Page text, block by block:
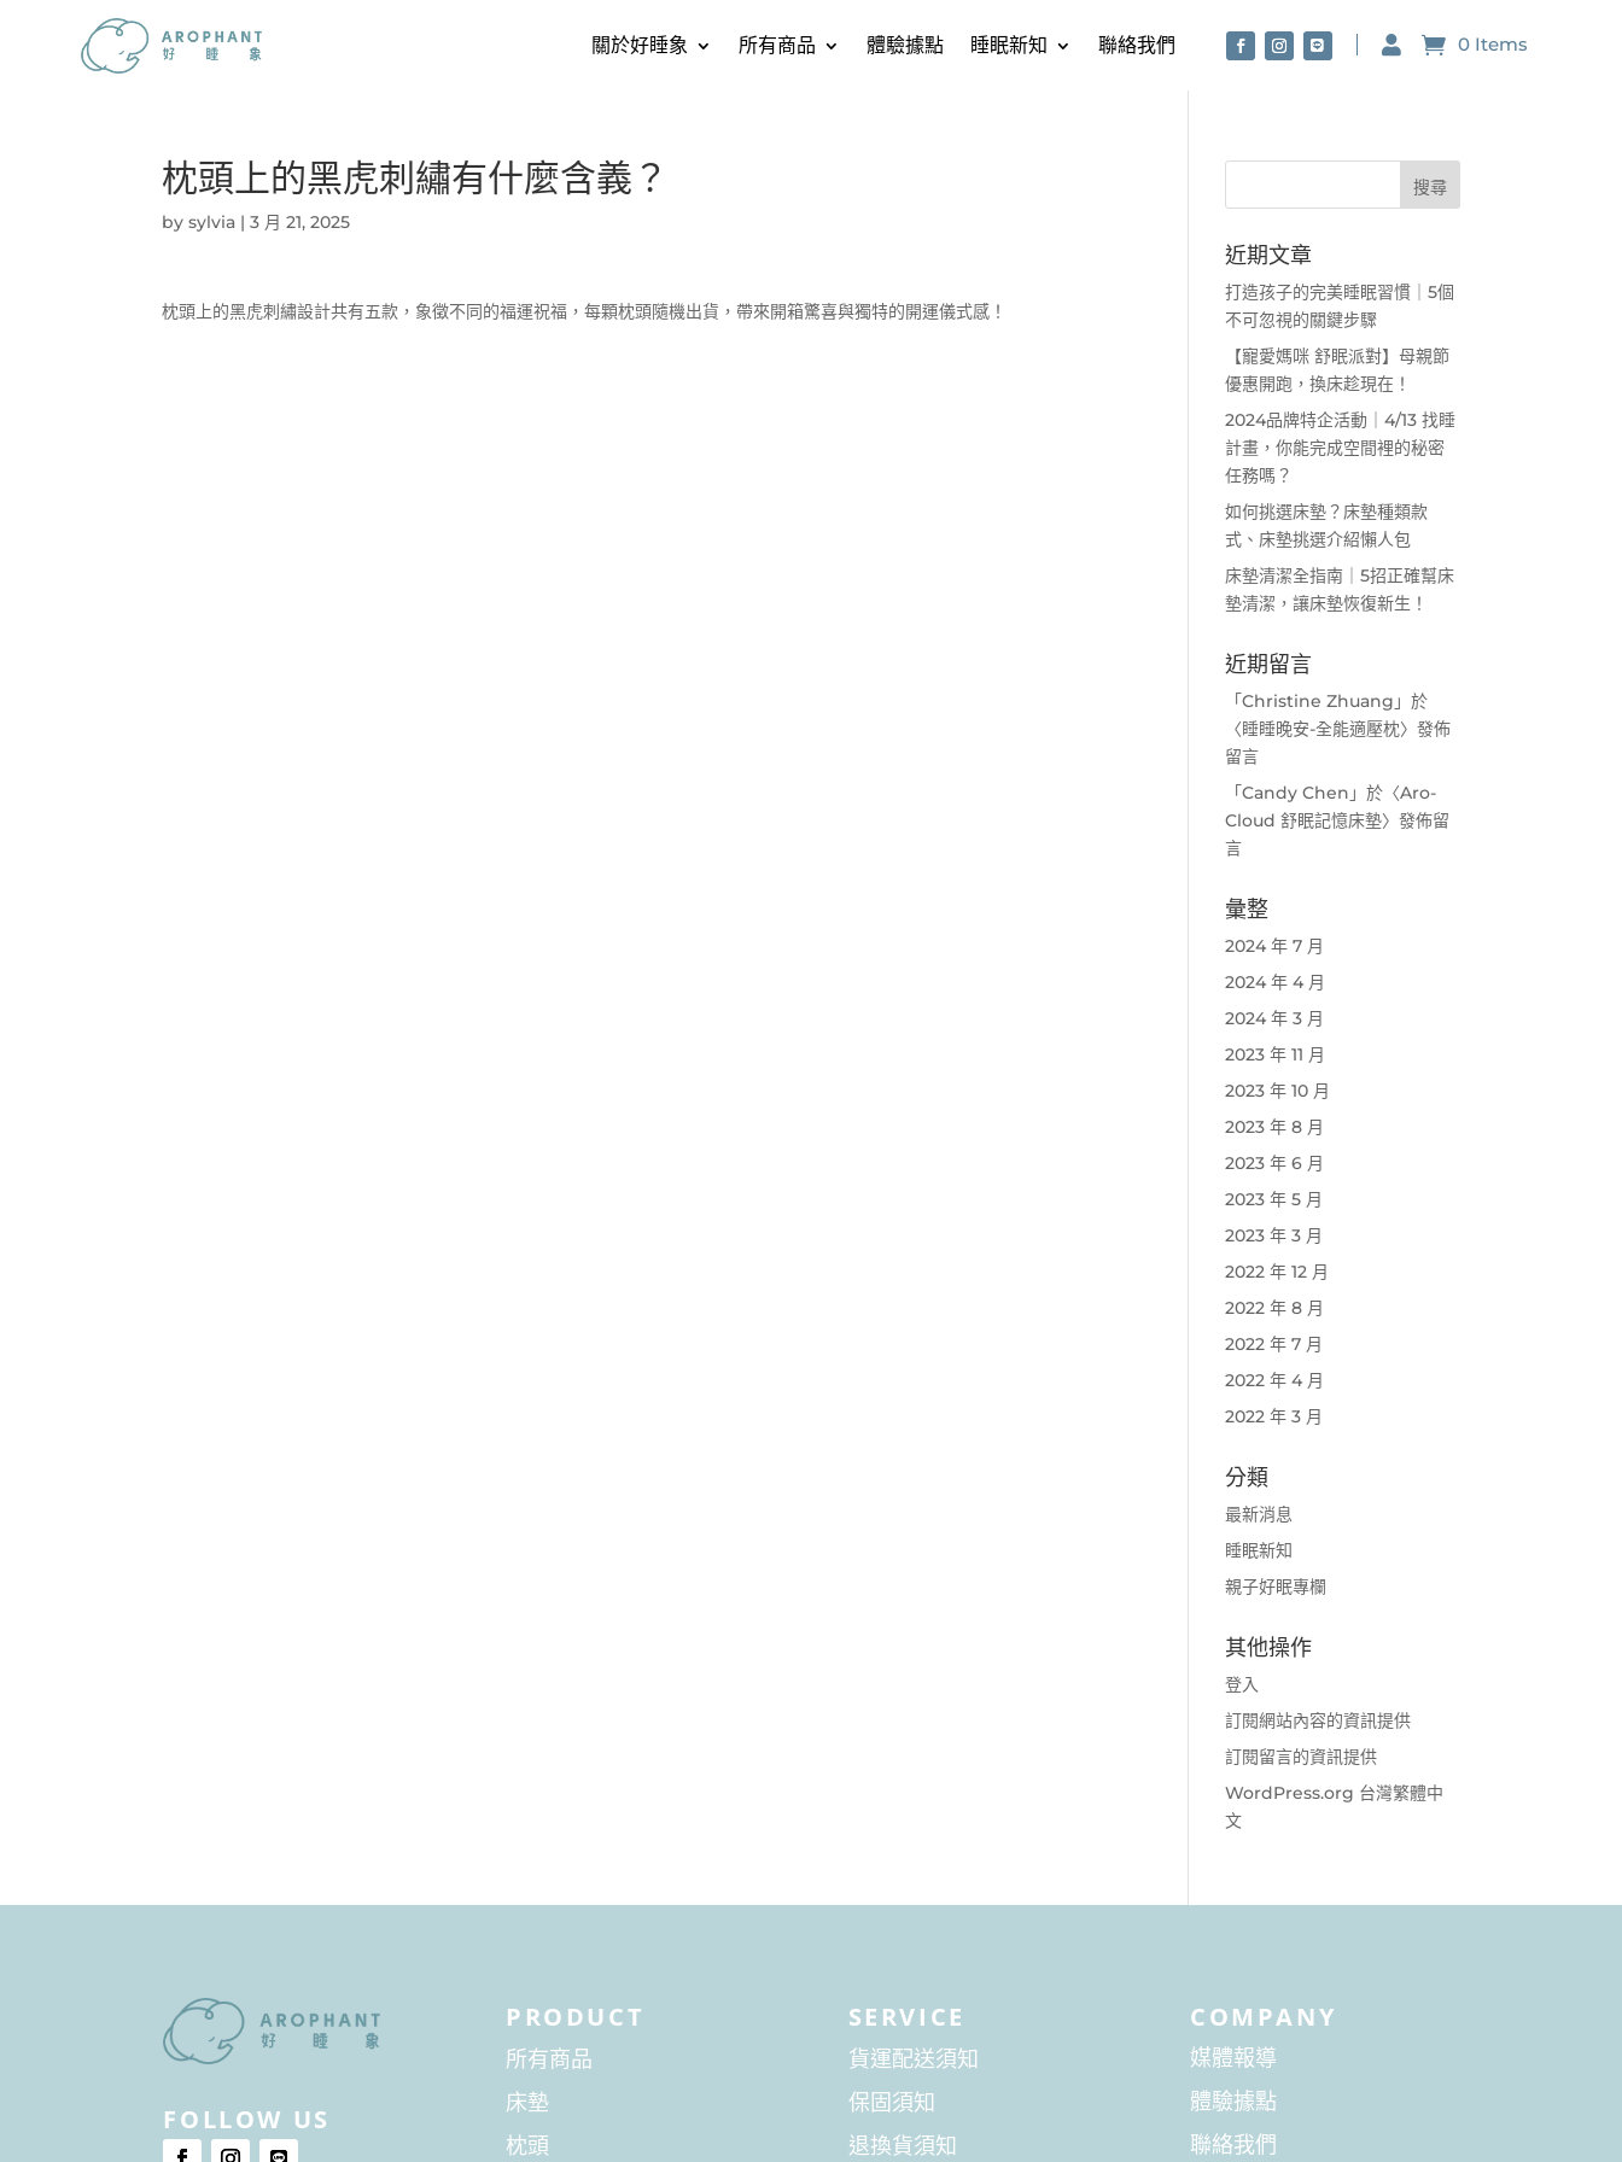
關於好睡象 所有商品 體驗據點 睡眠新知 聯絡我們  0 Items
枕頭上的黑虎刺繡有什麼含義？
bysylvia |3 月 21, 2025
枕頭上的黑虎刺繡設計共有五款，象徵不同的福運祝福，每顆枕頭隨機出貨，帶來開箱驚喜與獨特的開運儀式感！
近期文章
打造孩子的完美睡眠習慣｜5個
不可忽視的關鍵步驟
【寵愛媽咪 舒眠派對】母親節
優惠開跑，換床趁現在！
2024品牌特企活動｜4/13 找睡
計畫，你能完成空間裡的秘密
任務嗎？
如何挑選床墊？床墊種類款
式、床墊挑選介紹懶人包
床墊清潔全指南｜5招正確幫床
墊清潔，讓床墊恢復新生！
近期留言
「Christine Zhuang 」於
〈睡睡晚安-全能適壓枕〉發佈
留言
「Candy Chen 」於〈Aro-
Cloud 舒眠記憶床墊〉發佈留
言
彙整
2024 年 7 月
2024 年 4 月
2024 年 3 月
2023 年 11 月
2023 年 10 月
2023 年 8 月
2023 年 6 月
2023 年 5 月
2023 年 3 月
2022 年 12 月
2022 年 8 月
2022 年 7 月
2022 年 4 月
2022 年 3 月
分類
最新消息
睡眠新知
親子好眠專欄
其他操作
登入
訂閱網站內容的資訊提供
訂閱留言的資訊提供
WordPress.org 台灣繁體中
文
FOLLOW US
PRODUCT
所有商品
床墊
枕頭
SERVICE
貨運配送須知
保固須知
退換貨須知
COMPANY
媒體報導
體驗據點
聯絡我們